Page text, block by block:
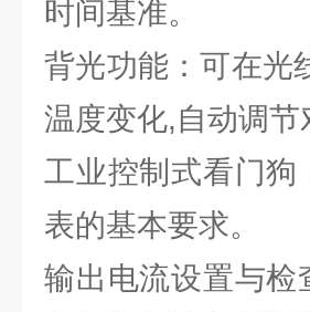
时间基准。
背光功能：可在光
温度变化,自动调节
工业控制式看门
表的基本要求。
输出电流设置与